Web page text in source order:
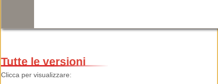
Tutte le versioni
Clicca per visualizzare: